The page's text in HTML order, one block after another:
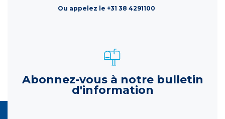
Ou appelez le +31 38 4291100
Abonnez-vous à notre bulletin
d'information